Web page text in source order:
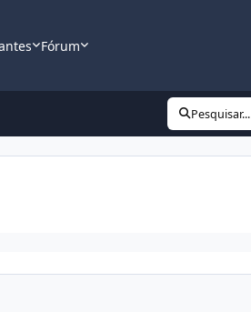
Fórum
Pesquisar...